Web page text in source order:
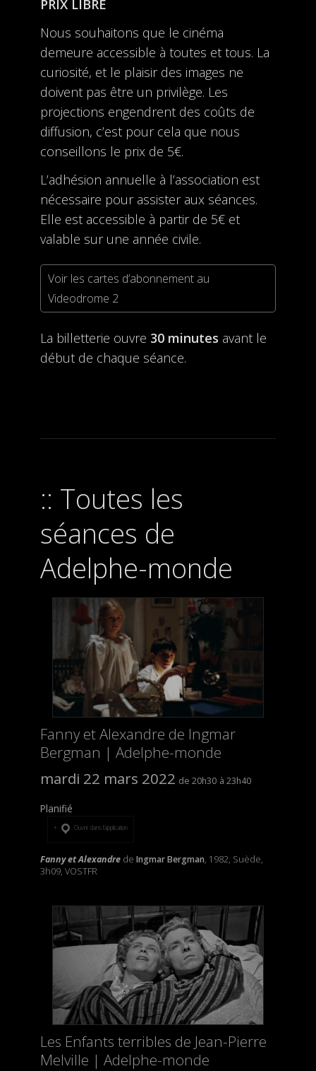
PRIX LIBRE
Nous souhaitons que le cinéma
demeure accessible à toutes et tous. La
curiosité, et le plaisir des images ne
doivent pas être un privilège. Les
projections engendrent des coûts de
diffusion, c’est pour cela que nous
conseillons le prix de 5€.
L’adhésion annuelle à l’association est
nécessaire pour assister aux séances.
Elle est accessible à partir de 5€ et
valable sur une année civile.
Voir les cartes d’abonnement au
Videodrome 2
La billetterie ouvre 30 minutes avant le
début de chaque séance.
Toutes les
séances de
Adelphe-monde
Fanny et Alexandre de Ingmar
Bergman | Adelphe-monde
mardi 22 mars 2022
20h30 23h40
Planifié
Ouvrir dans l’application
Fanny et Alexandrede Ingmar Bergman, 1982, Suède,
3h09, VOSTFR
Les Enfants terribles de Jean-Pierre
Melville | Adelphe-monde